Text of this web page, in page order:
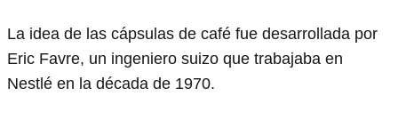
La idea de las cápsulas de café fue desarrollada por
Eric Favre, un ingeniero suizo que trabajaba en
Nestlé en la década de 1970.